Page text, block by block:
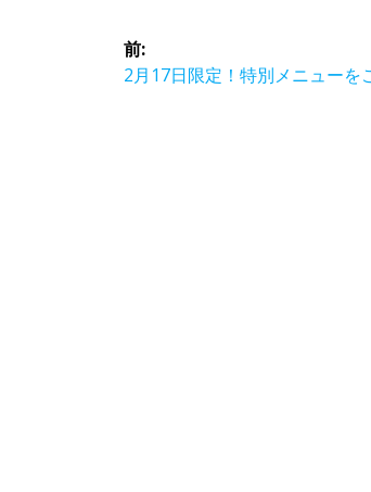
投
稿
前:
前
2月17日限定！特別メニューを